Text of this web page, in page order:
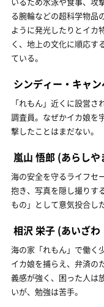
る腕輪などの超科学物品
ように発光したりとイカ
く、地上の文化に順応す
ている。
シンディー・キャ
「れもん」近くに設営
調査員。なぜかイカ娘を
撃したことはまだない。
嵐山 悟郎 (あらしや
海の安全を守るライフセ
抱き、写真を隠し撮りす
もの」として意気投合し
相沢 栄子 (あいざわ
海の家「れもん」で働く
イカ娘を捕らえ、弁済の
義感が強く、困った人は
いが、勉強は苦手。